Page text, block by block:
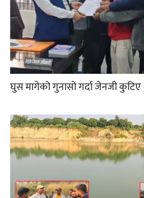
घुस मागेको गुनासो गर्दा जेनजी कुटिए